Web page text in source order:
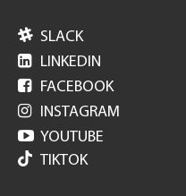
 SLACK
 LINKEDIN
 FACEBOOK
 INSTAGRAM
 YOUTUBE
TIKTOK